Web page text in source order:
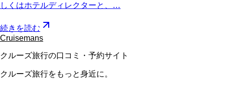
しくはホテルディレクターと、…
続きを読む
Cruisemans
クルーズ旅行の口コミ・予約サイト
クルーズ旅行をもっと身近に。